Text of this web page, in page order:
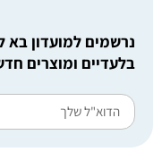
נרשמים למועדון בא
בלעדיים ומוצרים